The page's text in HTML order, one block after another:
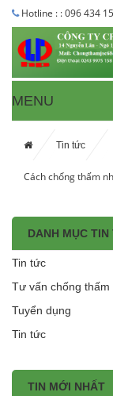
Hotline : : 096 434
MENU
Tin tức
Cách chống thấm
DANH MỤC TIN
Tin tức
Tư vấn chống thấm
Tuyển dụng
Tin tức
TIN MỚI NHẤT